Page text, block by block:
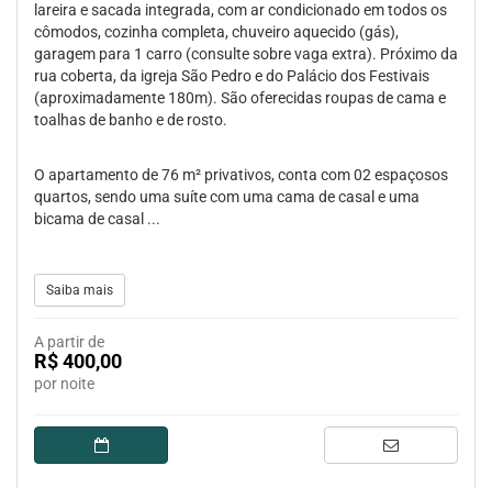
lareira e sacada integrada, com ar condicionado em todos os
cômodos, cozinha completa, chuveiro aquecido (gás),
garagem para 1 carro (consulte sobre vaga extra). Próximo da
rua coberta, da igreja São Pedro e do Palácio dos Festivais
(aproximadamente 180m). São oferecidas roupas de cama e
toalhas de banho e de rosto.
O apartamento de 76 m² privativos, conta com 02 espaçosos
quartos, sendo uma suíte com uma cama de casal e uma
bicama de casal ...
Saiba mais
A partir de
R$ 400,00
por noite